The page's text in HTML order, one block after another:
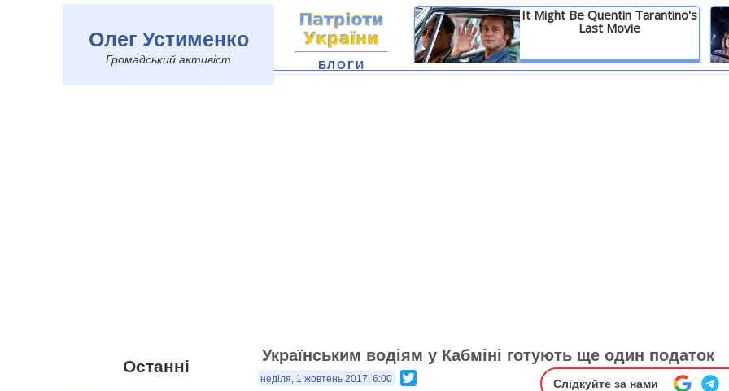
Олег Устименко
Громадський активіст
It Might Be Quentin Tarantino's
Last Movie
Детальніше
БЛОГИ
Останні Українським водіям у Кабміні готують ще один податок
неділя, 1 жовтень 2017, 6:00 Слідкуйте за нами